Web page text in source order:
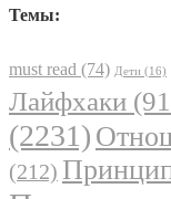
Темы:
must read (74) Дети (16)
Лайфхаки
(2231)
(212)